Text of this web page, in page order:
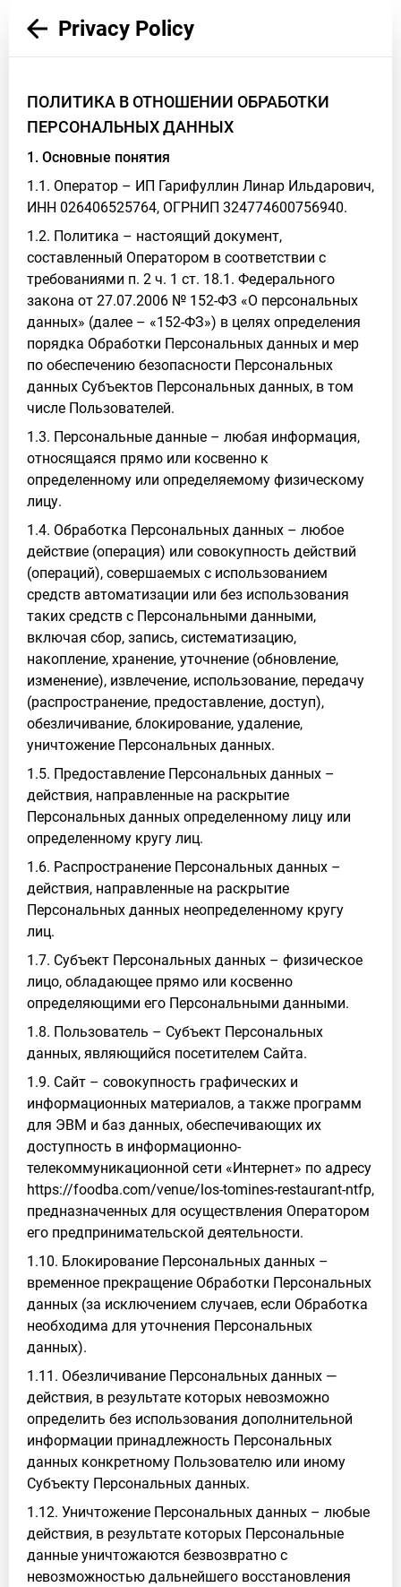
Privacy Policy
ПОЛИТИКА В ОТНОШЕНИИ ОБРАБОТКИ
ПЕРСОНАЛЬНЫХ ДАННЫХ
1. Основные понятия
1.1. Оператор – ИП Гарифуллин Линар Ильдарович,
ИНН 026406525764, ОГРНИП 324774600756940.
1.2. Политика – настоящий документ,
составленный Оператором в соответствии с
требованиями п. 2 ч. 1 ст. 18.1. Федерального
закона от 27.07.2006 № 152-ФЗ «О персональных
данных» (далее – «152-ФЗ») в целях определения
порядка Обработки Персональных данных и мер
по обеспечению безопасности Персональных
данных Субъектов Персональных данных, в том
числе Пользователей.
1.3. Персональные данные – любая информация,
относящаяся прямо или косвенно к
определенному или определяемому физическому
лицу.
1.4. Обработка Персональных данных – любое
действие (операция) или совокупность действий
(операций), совершаемых с использованием
средств автоматизации или без использования
таких средств с Персональными данными,
включая сбор, запись, систематизацию,
накопление, хранение, уточнение (обновление,
изменение), извлечение, использование, передачу
(распространение, предоставление, доступ),
обезличивание, блокирование, удаление,
уничтожение Персональных данных.
1.5. Предоставление Персональных данных –
действия, направленные на раскрытие
Персональных данных определенному лицу или
определенному кругу лиц.
1.6. Распространение Персональных данных –
действия, направленные на раскрытие
Персональных данных неопределенному кругу
лиц.
1.7. Субъект Персональных данных – физическое
лицо, обладающее прямо или косвенно
определяющими его Персональными данными.
1.8. Пользователь – Субъект Персональных
данных, являющийся посетителем Сайта.
1.9. Сайт – совокупность графических и
информационных материалов, а также программ
для ЭВМ и баз данных, обеспечивающих их
доступность в информационно-
телекоммуникационной сети «Интернет» по адресу
https://foodba.com/venue/los-tomines-restaurant-ntfp,
предназначенных для осуществления Оператором
его предпринимательской деятельности.
1.10. Блокирование Персональных данных –
временное прекращение Обработки Персональных
данных (за исключением случаев, если Обработка
необходима для уточнения Персональных
данных).
1.11. Обезличивание Персональных данных —
действия, в результате которых невозможно
определить без использования дополнительной
информации принадлежность Персональных
данных конкретному Пользователю или иному
Субъекту Персональных данных.
1.12. Уничтожение Персональных данных – любые
действия, в результате которых Персональные
данные уничтожаются безвозвратно с
невозможностью дальнейшего восстановления